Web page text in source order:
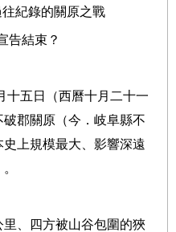
紀錄的關原之戰
告結束？
十五日（西曆十月二十一
郡關原（今．岐阜縣不
上規模最大、影響深遠
、四方被山谷包圍的狹